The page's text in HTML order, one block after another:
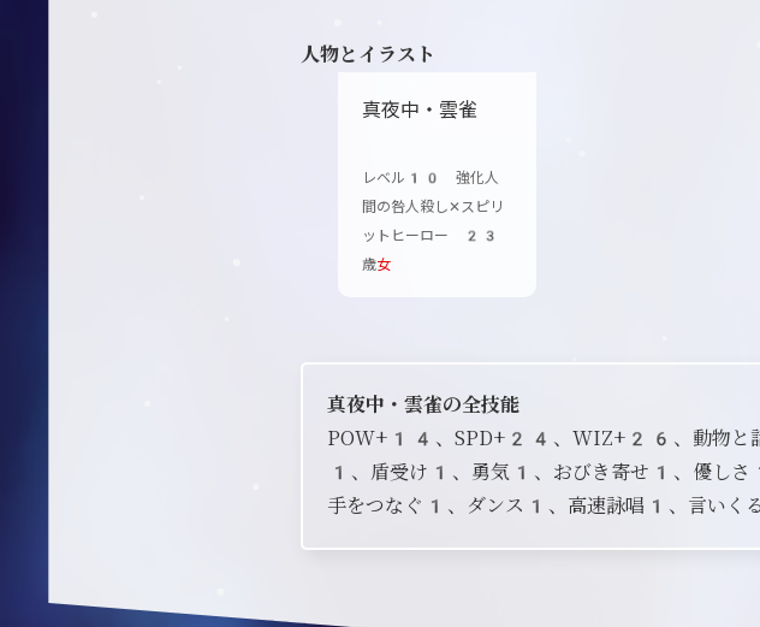
人物とイラスト
真夜中・雲雀
レベル10 強化人
間の咎人殺し✕スピリ
ットヒーロー 23
歳女
真夜中・雲雀の全技能
POW+14、SPD+24、WIZ+26、動物と話
1、盾受け1、勇気1、おびき寄せ1、優し
手をつなぐ1、ダンス1、高速詠唱1、言いく